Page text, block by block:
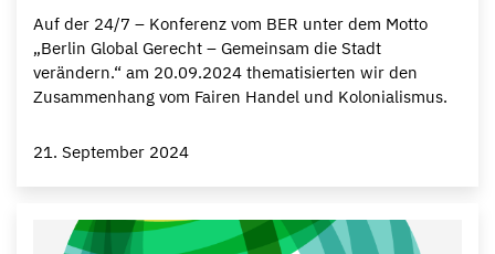
Auf der 24/7 – Konferenz vom BER unter dem Motto
„Berlin Global Gerecht – Gemeinsam die Stadt
verändern.“ am 20.09.2024 thematisierten wir den
Zusammenhang vom Fairen Handel und Kolonialismus.
21. September 2024